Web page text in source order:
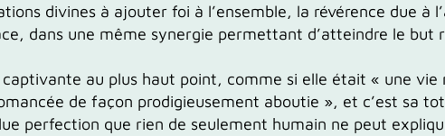
divines à ajouter foi à l’ensemble, la révérence due à
dans une même synergie permettant d’atteindre le but
au plus haut point, comme si elle était « une vie
de façon prodigieusement aboutie », et c’est sa
perfection que rien de seulement humain ne peut